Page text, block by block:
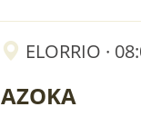
ELORRIO ·
AZOKA